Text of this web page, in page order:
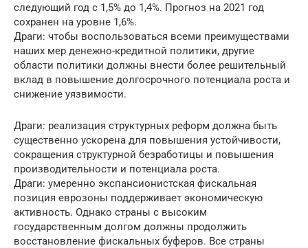
следующий год с 1,5% до 1,4%. Прогноз на 2021 год
сохранен на уровне 1,6%.
Драги: чтобы воспользоваться всеми преимуществами
наших мер денежно-кредитной политики, другие
области политики должны внести более решительный
вклад в повышение долгосрочного потенциала роста и
снижение уязвимости.
Драги: реализация структурных реформ должна быть
существенно ускорена для повышения устойчивости,
сокращения структурной безработицы и повышения
производительности и потенциала роста.
Драги: умеренно экспансионистская фискальная
позиция еврозоны поддерживает экономическую
активность. Однако страны с высоким
государственным долгом должны продолжить
восстановление фискальных буферов. Все страны